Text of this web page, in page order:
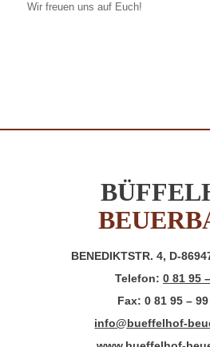
Wir freuen uns auf Euch!
BENEDIKTSTR. 4, D-
Telefon: 0 81 95
Fax: 0 81 95 –
info@bueffelhof-